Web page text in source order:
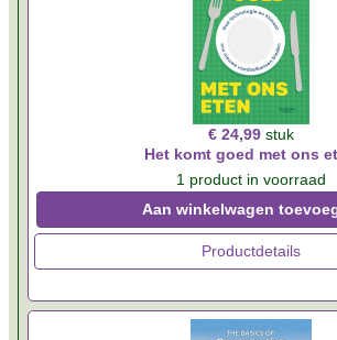
€ 24,99 stuk
Het komt goed met ons
1 product in voorraad
Aan winkelwagen
Productdetails